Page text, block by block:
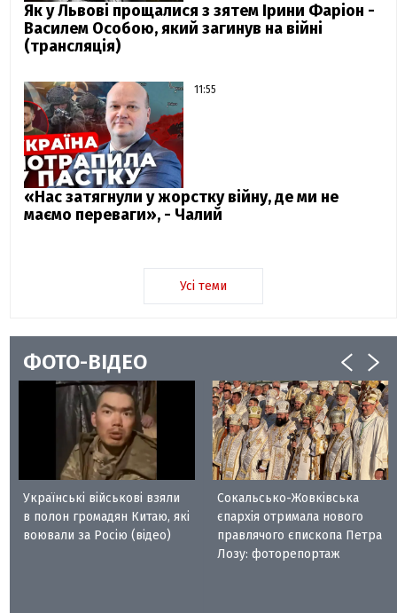
Як у Львові прощалися з зятем Ірини Фаріон -
Василем Особою, який загинув на війні
(трансляція)
11:55
«Нас затягнули у жорстку війну, де ми не
маємо переваги», - Чалий
Усі теми
ФОТО-ВІДЕО
Українські військові взяли
в полон громадян Китаю, які
воювали за Росію (відео)
Сокальсько-Жовківська
єпархія отримала нового
правлячого єпископа Петра
Лозу: фоторепортаж